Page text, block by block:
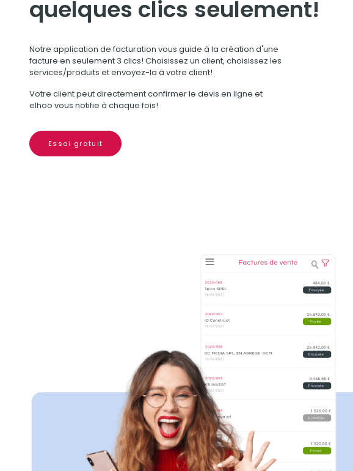
quelques clics seulement!
Notre application de facturation vous guide à la création d'une
facture en seulement 3 clics! Choisissez un client, choisissez les
services/produits et envoyez-la à votre client!
Votre client peut directement confirmer le devis en ligne et
elhoo vous notifie à chaque fois!
Essai gratuit